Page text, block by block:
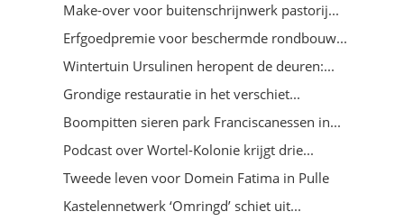
Make-over voor buitenschrijnwerk pastorij...
Erfgoedpremie voor beschermde rondbouw...
Wintertuin Ursulinen heropent de deuren:...
Grondige restauratie in het verschiet...
Boompitten sieren park Franciscanessen in...
Podcast over Wortel-Kolonie krijgt drie...
Tweede leven voor Domein Fatima in Pulle
Kastelennetwerk ‘Omringd’ schiet uit...